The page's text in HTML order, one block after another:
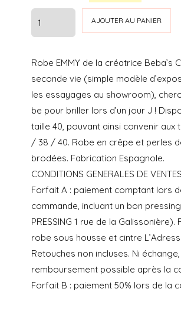
prix
initial
€2.900.00.
prix
actuel
EMMY
AJOUTER AU PANIER
Robe EMMY de la créatrice Beba’s
seconde vie (simple modèle
les essayages au showroom),
be pour briller lors d’un jour J !
taille 40, pouvant ainsi convenir aux
/ 38 / 40. Robe en crêpe et perles
brodées. Fabrication Espagnole.
CONDITIONS GENERALES DE
Forfait A : paiement comptant lors
commande, incluant un bon pressing
PRESSING 1 rue de la Galissonière).
robe sous housse et cintre
Retouches non incluses. Ni
remboursement possible après la
Forfait B : paiement 50% lors de la